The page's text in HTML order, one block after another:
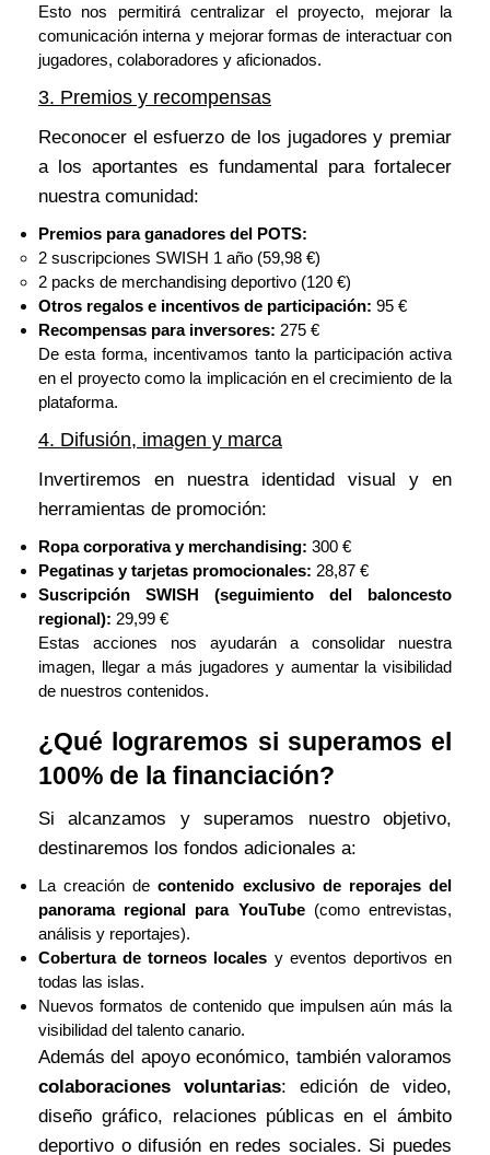
Esto nos permitirá centralizar el proyecto, mejorar la
comunicación interna y mejorar formas de interactuar con
jugadores, colaboradores y aficionados.
3. Premios y recompensas
Reconocer el esfuerzo de los jugadores y premiar
a los aportantes es fundamental para fortalecer
nuestra comunidad:
Premios para ganadores del POTS:
2 suscripciones SWISH 1 año (59,98 €)
2 packs de merchandising deportivo (120 €)
Otros regalos e incentivos de participación: 95 €
Recompensas para inversores: 275 €
De esta forma, incentivamos tanto la participación activa
en el proyecto como la implicación en el crecimiento de la
plataforma.
4. Difusión, imagen y marca
Invertiremos en nuestra identidad visual y en
herramientas de promoción:
Ropa corporativa y merchandising: 300 €
Pegatinas y tarjetas promocionales: 28,87 €
Suscripción SWISH (seguimiento del baloncesto
regional): 29,99 €
Estas acciones nos ayudarán a consolidar nuestra
imagen, llegar a más jugadores y aumentar la visibilidad
de nuestros contenidos.
¿Qué lograremos si superamos el
100% de la financiación?
Si alcanzamos y superamos nuestro objetivo,
destinaremos los fondos adicionales a:
La creación decontenido exclusivo de reporajes del
panorama regional para YouTube(como entrevistas,
análisis y reportajes).
Cobertura de torneos locales y eventos deportivos en
todas las islas.
Nuevos formatos de contenido que impulsen aún más la
visibilidad del talento canario.
Además del apoyo económico, también valoramos
colaboraciones voluntarias: edición de video,
diseño gráfico, relaciones públicas en el ámbito
deportivo o difusión en redes sociales. Si puedes